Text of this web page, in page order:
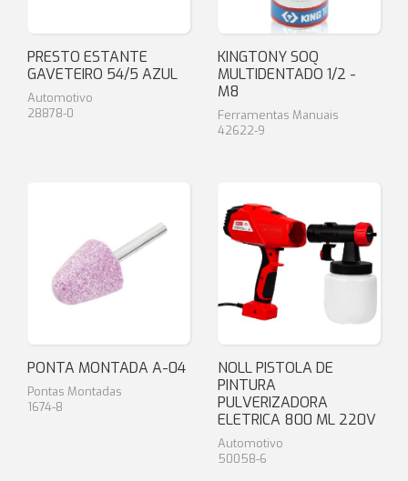
PRESTO ESTANTE
GAVETEIRO 54/5 AZUL
Automotivo
28878-0
KINGTONY SOQ
MULTIDENTADO 1/2 -
M8
Ferramentas Manuais
42622-9
PONTA MONTADA A-04
Pontas Montadas
1674-8
NOLL PISTOLA DE
PINTURA
PULVERIZADORA
ELETRICA 800 ML 220V
Automotivo
50058-6